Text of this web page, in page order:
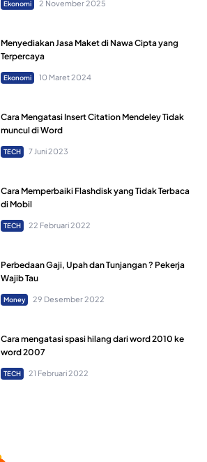
Ekonomi 2 November 2025
Menyediakan Jasa Maket di Nawa Cipta yang
Terpercaya
Ekonomi 10 Maret 2024
Cara Mengatasi Insert Citation Mendeley Tidak
muncul di Word
TECH 7 Juni 2023
Cara Memperbaiki Flashdisk yang Tidak Terbaca
di Mobil
TECH 22 Februari 2022
Perbedaan Gaji, Upah dan Tunjangan ? Pekerja
Wajib Tau
Money 29 Desember 2022
Cara mengatasi spasi hilang dari word 2010 ke
word 2007
TECH 21 Februari 2022